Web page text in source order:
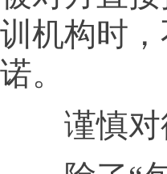
训机构时
诺。
谨慎对待